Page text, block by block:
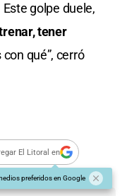
golpe duele,
tener
qué”, cerró
El Litoral en
preferidos en Google